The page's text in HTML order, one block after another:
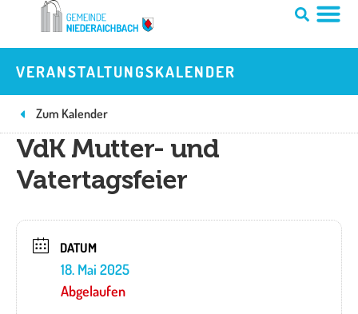
springen
VERANSTALTUNGSKALENDER
Zum Kalender
VdK Mutter- und
Vatertagsfeier
DATUM
18. Mai 2025
Abgelaufen